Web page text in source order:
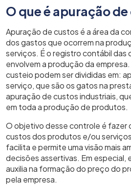
O que é apuração
Apuração de custos é a área da
dos gastos que ocorrem na
serviços. É o registro contábil das
envolvem a produção da
custeio podem ser divididas em:
serviço, que são os gatos na
apuração de custos industriais,
em toda a produção de produtos.
O objetivo desse controle é fazer
custos dos produtos e/ou
facilita e permite uma visão mais
decisões assertivas. Em especial,
auxilia na formação do preço do
pela empresa.